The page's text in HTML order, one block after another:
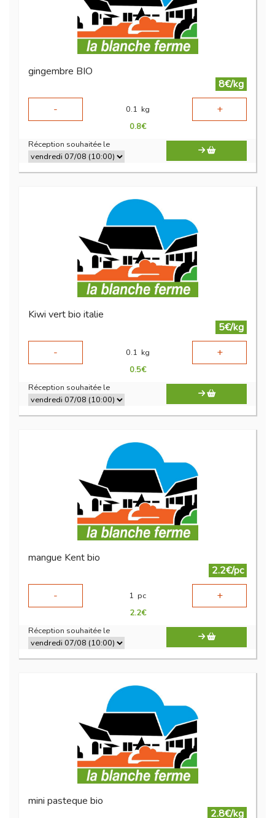
gingembre BIO
8€/kg
-
0.1 kg +
0.8€
Réception souhaitée le
Kiwi vert bio italie
5€/kg
-
0.1 kg +
0.5€
Réception souhaitée le
mangue Kent bio
2.2€/pc
-
1 pc +
2.2€
Réception souhaitée le
mini pasteque bio
2.8€/kg